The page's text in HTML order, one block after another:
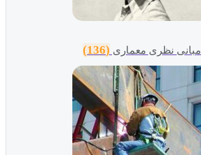
مبانی نظری معماری (136)